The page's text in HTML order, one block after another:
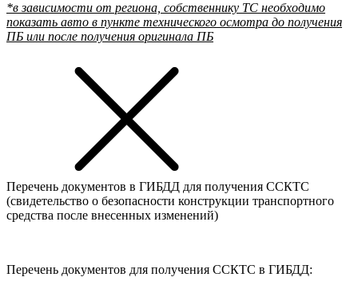
*в зависимости от региона, собственнику ТС необходимо
показать авто в пункте технического осмотра до получения
ПБ или после получения оригинала ПБ
Перечень документов в ГИБДД для получения ССКТС
(свидетельство о безопасности конструкции транспортного
средства после внесенных изменений)
Перечень документов для получения ССКТС в ГИБДД: